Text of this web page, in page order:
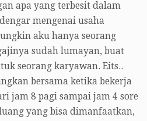
apa yang terbesit dalam
mengenai usaha
aku hanya seorang
sudah lumayan, buat
seorang karyawan. Eits..
bersama ketika bekerja
jam 8 pagi sampai jam 4 sore
yang bisa dimanfaatkan,